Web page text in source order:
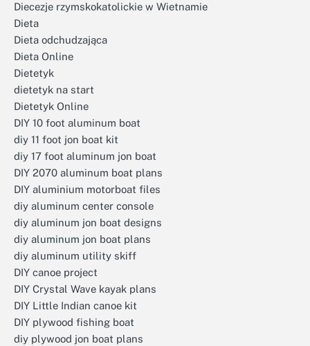
Diecezje rzymskokatolickie w Wietnamie
Dieta
Dieta odchudzająca
Dieta Online
Dietetyk
dietetyk na start
Dietetyk Online
DIY 10 foot aluminum boat
diy 11 foot jon boat kit
diy 17 foot aluminum jon boat
DIY 2070 aluminum boat plans
DIY aluminium motorboat files
diy aluminum center console
diy aluminum jon boat designs
diy aluminum jon boat plans
diy aluminum utility skiff
DIY canoe project
DIY Crystal Wave kayak plans
DIY Little Indian canoe kit
DIY plywood fishing boat
diy plywood jon boat plans